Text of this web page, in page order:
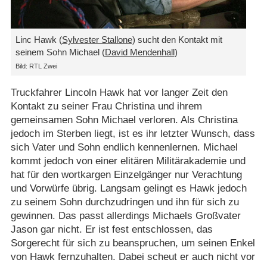
Linc Hawk (Sylvester Stallone) sucht den Kontakt mit
seinem Sohn Michael (David Mendenhall)
Bild: RTL Zwei
Truckfahrer Lincoln Hawk hat vor langer Zeit den
Kontakt zu seiner Frau Christina und ihrem
gemeinsamen Sohn Michael verloren. Als Christina
jedoch im Sterben liegt, ist es ihr letzter Wunsch, dass
sich Vater und Sohn endlich kennenlernen. Michael
kommt jedoch von einer elitären Militärakademie und
hat für den wortkargen Einzelgänger nur Verachtung
und Vorwürfe übrig. Langsam gelingt es Hawk jedoch
zu seinem Sohn durchzudringen und ihn für sich zu
gewinnen. Das passt allerdings Michaels Großvater
Jason gar nicht. Er ist fest entschlossen, das
Sorgerecht für sich zu beanspruchen, um seinen Enkel
von Hawk fernzuhalten. Dabei scheut er auch nicht vor